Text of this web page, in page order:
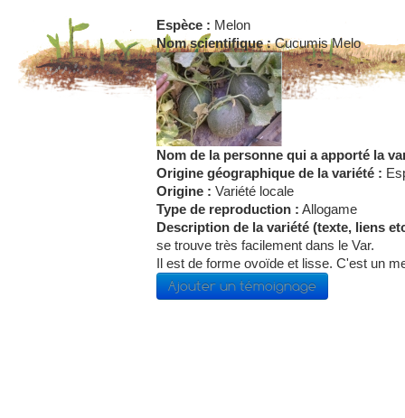
Les variétés conservées
Base de donnée
Espèce : Melon
Nom scientifique : Cucumis Melo
Nom de la personne qui a apporté la
Origine géographique de la variété :
Origine : Variété locale
Type de reproduction : Allogame
Description de la variété (texte, liens
se trouve très facilement dans le Var.
Il est de forme ovoïde et lisse. C'est un
Ajouter un témoignage